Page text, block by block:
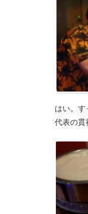
はい。
代表の貫